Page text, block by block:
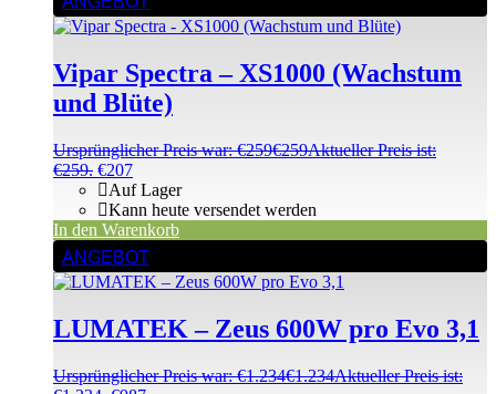
Vipar Spectra – XS1000 (Wachstum
und Blüte)
Ursprünglicher Preis war: €259€259Aktueller Preis ist:
€259. €207
Auf Lager
Kann heute versendet werden
In den Warenkorb
ANGEBOT
LUMATEK – Zeus 600W pro Evo 3,1
Ursprünglicher Preis war: €1.234€1.234Aktueller Preis ist: